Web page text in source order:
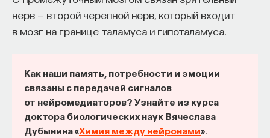
нерв — второй черепной нерв, который входит
в мозг на границе таламуса и гипоталамуса.
Как наши память, потребности и эмоции
связаны с передачей сигналов
от нейромедиаторов? Узнайте из курса
доктора биологических наук Вячеслава
Дубынина «Химия между нейронами».
Как стать участником:
Заполнить анкету кандидата
Посмотреть текущие вакансии
Образование работает дольше,
чем кажется
«Тема кажется простой: мы определяем цели,